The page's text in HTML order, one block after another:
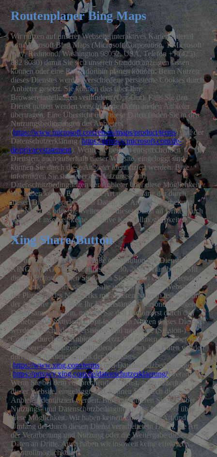
Routenplaner Bing Maps
Wir nutzen auf unserer Webseite interaktives Kartenmaterial
von Microsoft Bing Maps (Microsoft Corporation, 1 Microsoft
Way, Redmond, Washington 98052, USA, Telefon +1 (425)
882 8080) damit Sie sich unseren Standort anzeigen lassen
können oder eine Route dorthin planen können. Beim Nutzen
dieses Dienstes werden verschiedene persistente Cookies durch
Anbieter gesetzt. Sie können dies über Ihre
Browsereinstellungen verhindern (Opt-Out). Falls Sie den
Dienst nutzen werden verschiedene Daten an den Anbieter
übertragen. Eine Übersicht über diese Daten finden Sie in den
Nutzungsbedingungen des Anbieters
(https://www.microsoft.com/en-us/maps/product/terms) und der
Datenschutzerklärung (https://privacy.microsoft.com/de-
de/privacystatement). Wenn Sie bei den entsprechenden
Diensten, auch außerhalb dieser Website, eingeloggt sind,
können Sie durch diese Anbieter identifiziert werden. Bitte
informieren Sie sich über die Nutzungs- und
Datenschutzbedingungen der Anbieter über diese Möglichkeit.
Wir haben keinen Einfluss auf Art und Umfang der durch
diesen Dienst verarbeitetetn Daten, die Art der Verarbeitung
und Nutzung oder die Weitergabe dieser Daten an Dritte. Auch
haben wir insoweit keine effektive Kontrollmöglichkeiten.
Xing Share-Button
Wir nutzen auf unserer Website einenButton des Dienstes
XING (XING SE, Dammtorstraße 30, 20354 Hamburg). Mit
diesem Button können Sie, wenn Sie bei dem entsprechenden
Netzwerk registriert sind, Inhalte und Links dieser Website auf
der Plattform des Netzwerks mit anderen Nutzern teilen. Damit
der Anbieter nicht ohne Ihr Einverständnis personenbezogene
Daten sammeln kann, müssen Sie den Button erst durch den
Schieberegler aktivieren (Opt-In). Beim Nutzen dieses Dienstes
werden verschiedene persistente und transiente (Session-)
Cookies durch den Anbieter gesetzt. Sie können dies über Ihre
Browsereinstellungen verhindern (Opt-Out). Die Daten werden
durch den Anbieter gemäß der Nutzungs-
(https://www.xing.com/terms) und Datenschutzbedingungen
(https://privacy.xing.com/de/datenschutzerklaerung/) verarbeitet.
Wenn Sie bei dem entsprechenden Dienst, auch außerhalb
dieser Website, eingeloggt sind, können Sie durch diese
Anbieter identifiziert werden. Bitte informieren Sie sich über
Nutzungs- und Datenschutzbedingungen des Anbieters über
diese Möglichkeit. Wir haben keinen Einfluss auf Art und
Umfang der durch diesen Dienst verarbeitetetn Daten, die Art
der Verarbeitung und Nutzung oder die Weitergabe dieser
Daten an Dritte. Auch haben wir insoweit keine effektiven
Kontrollmöglichkeiten.